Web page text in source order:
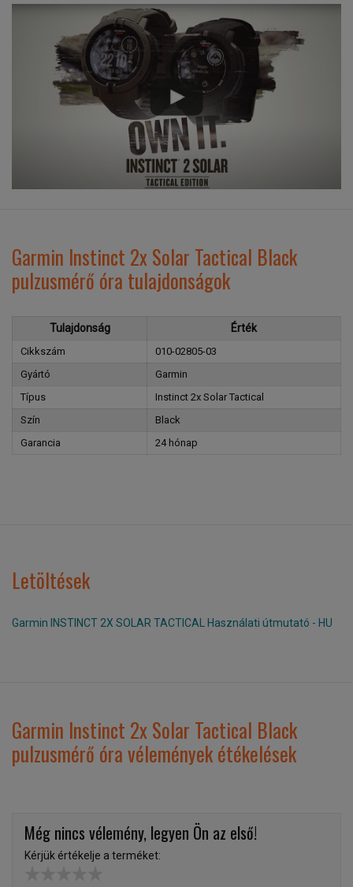
Garmin Instinct 2x Solar Tactical Black
pulzusmérő óra tulajdonságok
Tulajdonság Érték
Cikkszám
010-02805-03
Gyártó
Garmin
Típus
Instinct 2x Solar Tactical
Szín
Black
Garancia
24 hónap
Letöltések
Garmin INSTINCT 2X SOLAR TACTICAL Használati útmutató - HU
Garmin Instinct 2x Solar Tactical Black
pulzusmérő óra vélemények étékelések
Még nincs vélemény, legyen Ön az első!
Kérjük értékelje a terméket: